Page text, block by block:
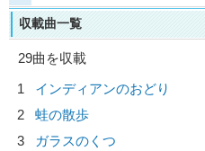
収載曲一覧
29曲を収載
1
インディアンのおどり
2
蛙の散歩
3
ガラスのくつ